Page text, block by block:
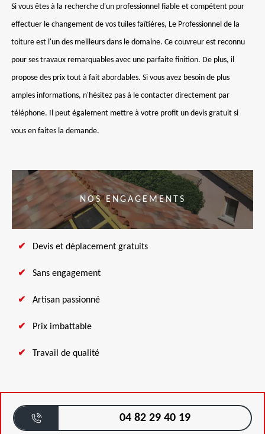
Si vous êtes à la recherche d'un professionnel fiable et compétent pour
effectuer le changement de vos tuiles faîtières, Le Professionnel de la
toiture est l'un des meilleurs dans le domaine. Ce couvreur est reconnu
pour ses travaux remarquables avec une parfaite finition. De plus, il
propose des prix tout à fait abordables. Si vous avez besoin de plus
amples informations, n'hésitez pas à le contacter directement par
téléphone. Il peut également mettre à votre profit un devis gratuit si
vous en faites la demande.
NOS ENGAGEMENTS
Devis et déplacement gratuits
Sans engagement
Artisan passionné
Prix imbattable
Travail de qualité
04 82 29 40 19